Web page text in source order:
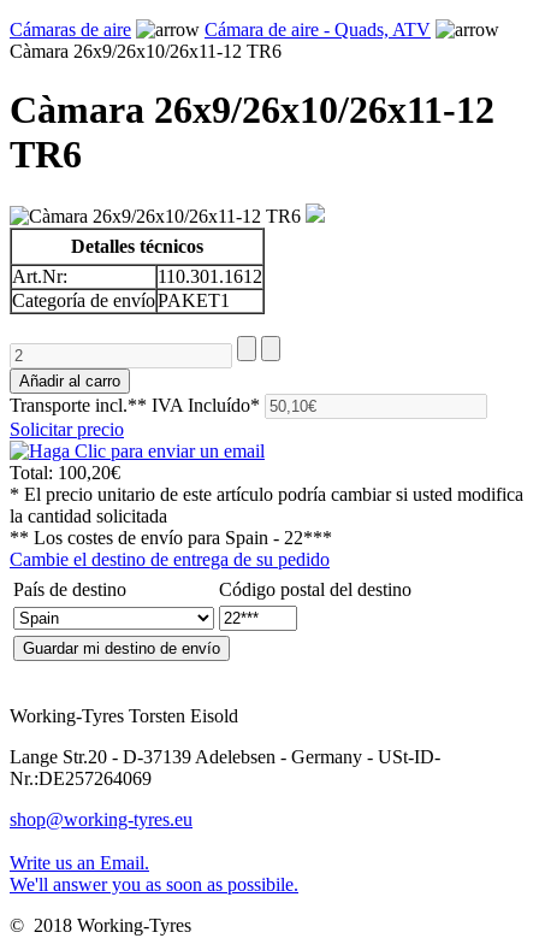
Cámaras de aire
Cámara de aire - Quads, ATV
Càmara 26x9/26x10/26x11-12 TR6
Càmara 26x9/26x10/26x11-12
TR6
Detalles técnicos
Art.Nr:
110.301.1612
Categoría de envíoPAKET1
Transporte incl.** IVA Incluído*
Solicitar precio
Total: 100,20€
* El precio unitario de este artículo podría cambiar si usted modifica
la cantidad solicitada
** Los costes de envío para Spain - 22***
Cambie el destino de entrega de su pedido
País de destino
Código postal del destino
Working-Tyres Torsten Eisold
Lange Str.20 - D-37139 Adelebsen - Germany - USt-ID-
Nr.:DE257264069
shop@working-tyres.eu
Write us an Email.
We'll answer you as soon as possibile.
© 2018 Working-Tyres